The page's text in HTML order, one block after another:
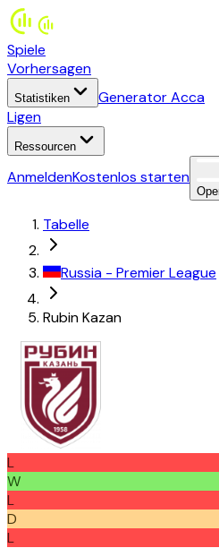
Spiele
Vorhersagen
Statistiken
Generator Acca
Ligen
Ressourcen
AnmeldenKostenlos starten
Tabelle
Russia - Premier League
Rubin Kazan
L
W
L
D
L